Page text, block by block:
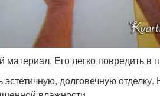
материал. Его легко повредить в
долговечную